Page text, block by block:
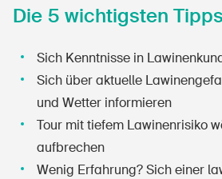
Die 5 wichtigsten Tipps
Sich Kenntnisse in
Sich über aktuelle
und Wetter informieren
Tour mit tiefem Lawinenrisiko
aufbrechen
Wenig Erfahrung? Sich einer